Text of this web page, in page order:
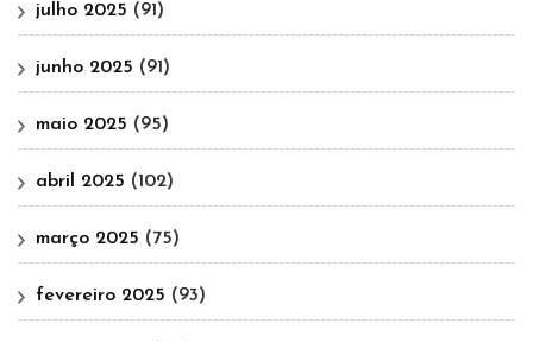
julho 2025 (91)
junho 2025 (91)
maio 2025 (95)
abril 2025 (102)
março 2025 (75)
fevereiro 2025 (93)